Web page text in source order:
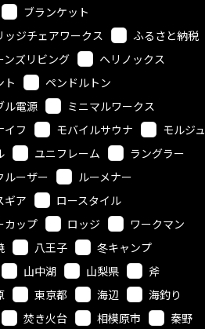
ブランケット
ッジチェアワークス
ふるさと納税
ンズリビング
ヘリノックス
ト
ペンドルトン
ル電源
ミニマルワークス
イフ
モバイルサウナ
モルジュ
ユニフレーム
ラングラー
ルーザー
ルーメナー
ギア
ロースタイル
カップ
ロッジ
ワークマン
八王子
冬キャンプ
山中湖 山梨県
斧
東京都 海辺
海釣り
焚き火台 相模原市 秦野